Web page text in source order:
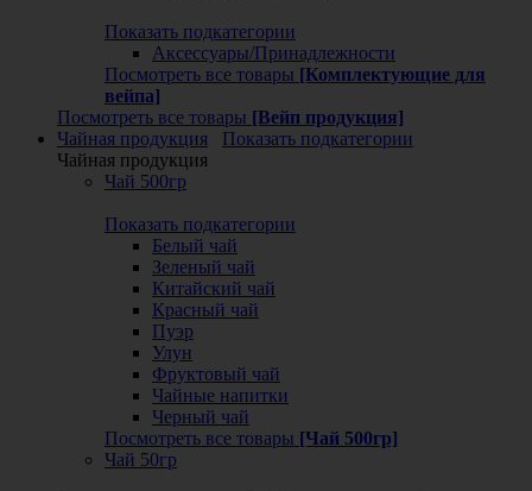
Показать подкатегории
Аксессуары/Принадлежности
Посмотреть все товары [Комплектующие для
вейпа]
Посмотреть все товары [Вейп продукция]
Чайная продукция
Показать подкатегории
Чайная продукция
Чай 500гр
Показать подкатегории
Белый чай
Зеленый чай
Китайский чай
Красный чай
Пуэр
Улун
Фруктовый чай
Чайные напитки
Черный чай
Посмотреть все товары [Чай 500гр]
Чай 50гр